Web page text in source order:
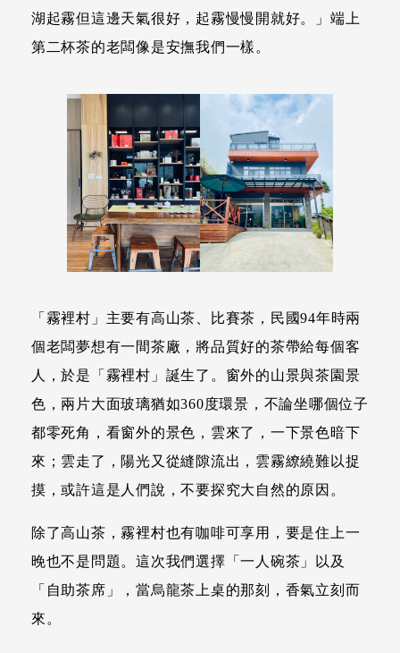
湖起霧但這邊天氣很好，起霧慢慢開就好。」端上
第二杯茶的老闆像是安撫我們一樣。
「霧裡村」主要有高山茶、比賽茶，民國94年時兩
個老闆夢想有一間茶廠，將品質好的茶帶給每個客
人，於是「霧裡村」誕生了。窗外的山景與茶園景
色，兩片大面玻璃猶如360度環景，不論坐哪個位子
都零死角，看窗外的景色，雲來了，一下景色暗下
來；雲走了，陽光又從縫隙流出，雲霧繚繞難以捉
摸，或許這是人們說，不要探究大自然的原因。
除了高山茶，霧裡村也有咖啡可享用，要是住上一
晚也不是問題。這次我們選擇「一人碗茶」以及
「自助茶席」，當烏龍茶上桌的那刻，香氣立刻而
來。